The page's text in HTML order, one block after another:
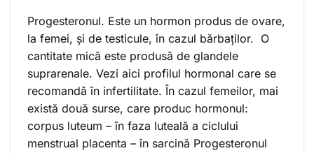
Progesteronul. Este un hormon produs de ovare,
la femei, și de testicule, în cazul bărbaților. O
cantitate mică este produsă de glandele
suprarenale. Vezi aici profilul hormonal care se
recomandă în infertilitate. În cazul femeilor, mai
există două surse, care produc hormonul:
corpus luteum – în faza luteală a ciclului
menstrual placenta – în sarcină Progesteronul